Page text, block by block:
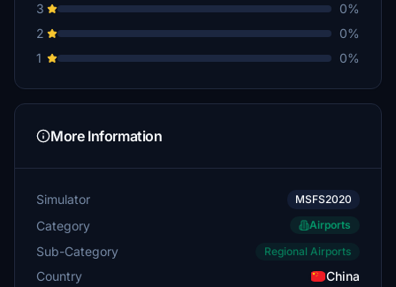
3
0%
2
0%
1
0%
More Information
Simulator MSFS2020
Category Airports
Sub-Category Regional Airports
Country
China